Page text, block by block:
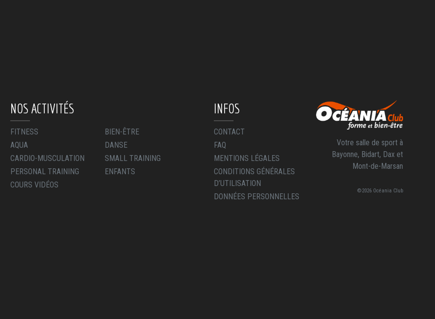
NOS ACTIVITÉS
FITNESS
BIEN-ÊTRE
AQUA
DANSE
CARDIO-MUSCULATION
SMALL TRAINING
PERSONAL TRAINING
ENFANTS
COURS VIDÉOS
INFOS
CONTACT
FAQ
MENTIONS LÉGALES
CONDITIONS GÉNÉRALES
D’UTILISATION
DONNÉES PERSONNELLES
Votre salle de sport à
Bayonne, Bidart, Dax et
Mont-de-Marsan
©2026 Océania Club